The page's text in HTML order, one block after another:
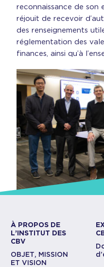
reconnaissance de son
réjouit de recevoir
des renseignements
réglementation des
finances, ainsi qu’à
À PROPOS DE
L’INSTITUT DES
CBV
OBJET, MISSION
ET VISION